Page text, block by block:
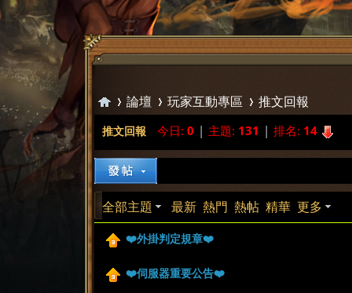
煞»
論壇 玩家互動專區 推文回報
推文回報 今日: 0 | 主題: 131 | 排名: 14
全部主題 最新 熱門 熱帖 精華 更多
❤️外掛判定規章❤️
❤️伺服器重要公告❤️